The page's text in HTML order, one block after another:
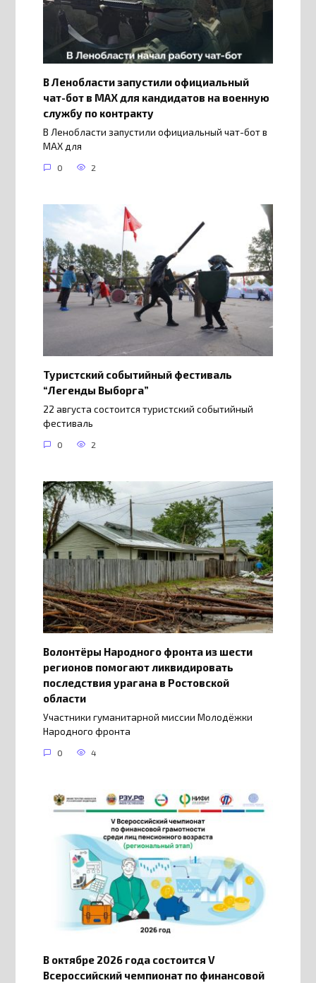
В Ленобласти запустили официальный
чат-бот в МАХ для кандидатов на военную
службу по контракту
В Ленобласти запустили официальный чат-бот в
МАХ для
0 2
Туристский событийный фестиваль
“Легенды Выборга”
22 августа состоится туристский событийный
фестиваль
0 2
Волонтёры Народного фронта из шести
регионов помогают ликвидировать
последствия урагана в Ростовской
области
Участники гуманитарной миссии Молодёжки
Народного фронта
0 4
В октябре 2026 года состоится V
Всероссийский чемпионат по финансовой